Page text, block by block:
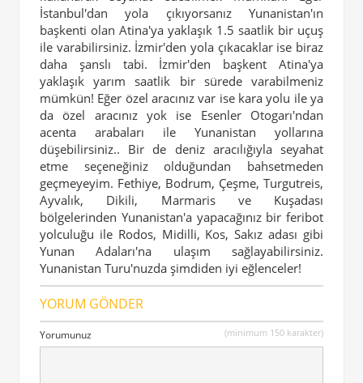
İstanbul'dan yola çıkıyorsanız Yunanistan'ın
başkenti olan Atina'ya yaklaşık 1.5 saatlik bir uçuş
ile varabilirsiniz. İzmir'den yola çıkacaklar ise biraz
daha şanslı tabi. İzmir'den başkent Atina'ya
yaklaşık yarım saatlik bir sürede varabilmeniz
mümkün! Eğer özel aracınız var ise kara yolu ile ya
da özel aracınız yok ise Esenler Otogarı'ndan
acenta arabaları ile Yunanistan yollarına
düşebilirsiniz.. Bir de deniz aracılığıyla seyahat
etme seçeneğiniz olduğundan bahsetmeden
geçmeyeyim. Fethiye, Bodrum, Çeşme, Turgutreis,
Ayvalık, Dikili, Marmaris ve Kuşadası
bölgelerinden Yunanistan'a yapacağınız bir feribot
yolculuğu ile Rodos, Midilli, Kos, Sakız adası gibi
Yunan Adaları'na ulaşım sağlayabilirsiniz.
Yunanistan Turu'nuzda şimdiden iyi eğlenceler!
YORUM GÖNDER
Yorumunuz (minimum 150 karakter)